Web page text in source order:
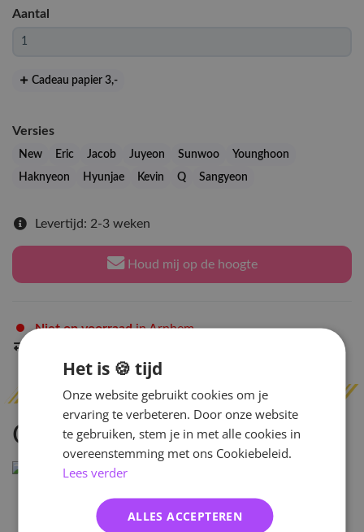
Aantal
Cadeau papier 3,-
Versies
New Eric Jacob Juyeon Sunwoo
Younghoon
Haknyeon
Hyunjae Kevin Q Sangyeon
Levertijd: 2-3 weken
Houd mij op de hoogte
Niet op voorraadin Arnhem
Omschrijving
Het is 🍪 tijd
Onze website gebruikt cookies om je
ervaring te verbeteren. Door onze website
te gebruiken, stem je in met alle cookies in
overeenstemming met ons Cookiebeleid.
Lees verder
ALLES ACCEPTEREN